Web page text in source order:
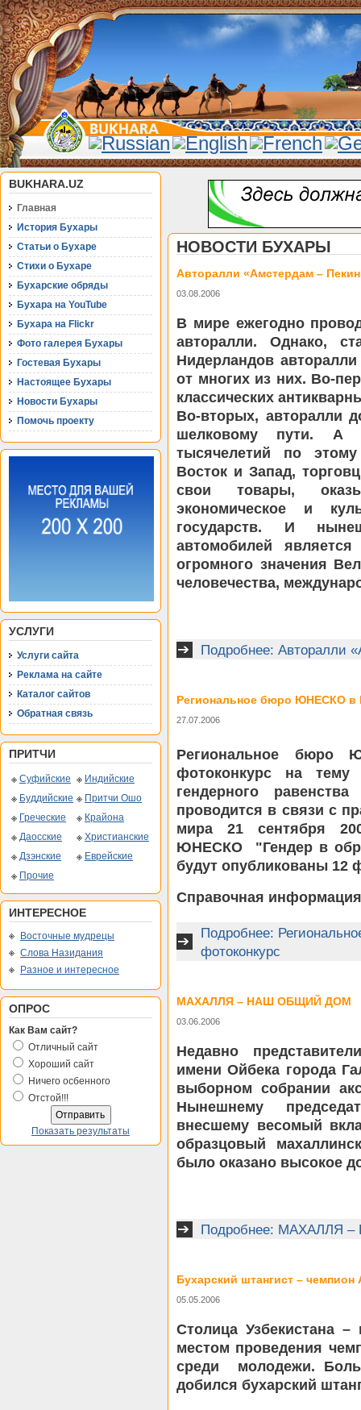
BUKHARA.UZ
Главная
История Бухары
Статьи о Бухаре
Стихи о Бухаре
Бухарские обряды
Бухара на YouTube
Бухара на Flickr
Фото галерея Бухары
Гостевая Бухары
Настоящее Бухары
Новости Бухары
Помочь проекту
УСЛУГИ
Услуги сайта
Реклама на сайте
Каталог сайтов
Обратная связь
ПРИТЧИ
Суфийские
Индийские
Буддийские
Притчи Ошо
Греческие
Крайона
Даосские
Христианские
Дзэнские
Еврейские
Прочие
ИНТЕРЕСНОЕ
Восточные мудрецы
Слова Назидания
Разное и интересное
ОПРОС
Как Вам сайт?
Отличный сайт
Хороший сайт
Ничего осбенного
Отстой!!!
Показать результаты
НОВОСТИ БУХАРЫ
Авторалли «Амстердам –
03.08.2006
В мире ежегодно
авторалли. Однако,
Нидерландов
от многих из них. Во-
классических
Во-вторых, авторалли
шелковому пути. А
тысячелетий по
Восток и Запад,
свои товары,
экономическое и
государств. И
автомобилей
огромного значения
человечества,
Подробнее: Авторалли
Региональное бюро ЮНЕСКО в
27.07.2006
Региональное бюро
фотоконкурс на тему
гендерного
проводится в связи с
мира 21 сентября
ЮНЕСКО "Гендер в
будут опубликованы 12
Справочная информация
Подробнее:
фотоконкурс
МАХАЛЛЯ – НАШ ОБЩИЙ ДОМ
03.06.2006
Недавно
имени Ойбека города
выборном собрании
Нынешнему
внесшему весомый
образцовый
было оказано высокое
Подробнее: МАХАЛЛЯ
Бухарский штангист – чемпион
05.05.2006
Столица Узбекистана –
местом проведения
среди
молодежи.
добился бухарский